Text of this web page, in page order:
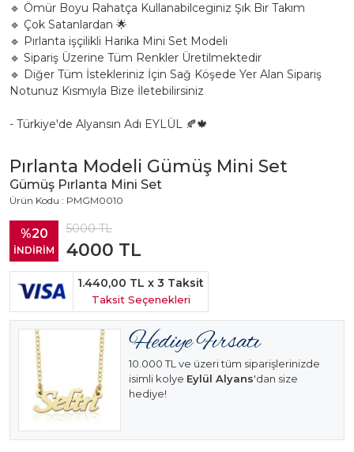
🔹 Ömür Boyu Rahatça Kullanabilceginiz Şık Bir Takım
🔹 Çok Satanlardan 🌟
🔹 Pırlanta işçilikli Harika Mini Set Modeli
🔹 Sipariş Üzerine Tüm Renkler Üretilmektedir
🔹 Diğer Tüm İstekleriniz İçin Sağ Köşede Yer Alan Sipariş
Notunuz Kısmıyla Bize İletebilirsiniz
- Türkiye'de Alyansın Adı EYLÜL 🍂🍁
Pırlanta Modeli Gümüş Mini Set
Gümüş Pırlanta Mini Set
Ürün Kodu : PMGM0010
%20
İNDİRİM
5000TL
4000 TL
1.440,00 TL x 3 Taksit
Taksit Seçenekleri
10.000 TL ve üzeri tüm siparişlerinizde
isimli kolye Eylül Alyans'dan size
hediye!